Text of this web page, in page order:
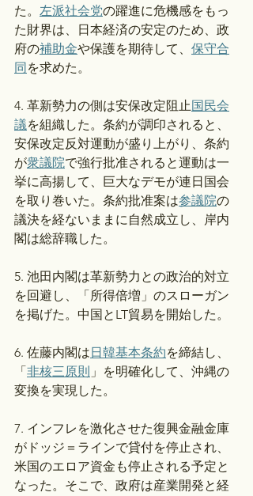
た。 左派社会党の躍進に危機感をもっ
た財界は、日本経済の安定のため、政
府の補助金や保護を期待して、 保守合
同を求めた。
4. 革新勢力の側は安保改定阻止国民会
議を組織した。条約が調印されると、
安保改定反対運動が盛り上がり、条約
が衆議院で強行批准されると運動は一
挙に高揚して、巨大なデモが連日国会
を取り巻いた。条約批准案は参議院の
議決を経ないままに自然成立し、岸内
閣は総辞職した。
5. 池田内閣は革新勢力との政治的対立
を回避し、「所得倍増」のスローガン
を掲げた。中国とLT貿易を開始した。
6. 佐藤内閣は日韓基本条約を締結し、
「非核三原則 」を明確化して、沖縄の
変換を実現した。
7. インフレを激化させた復興金融金庫
がドッジ＝ラインで貸付を停止され、
米国のエロア資金も停止される予定と
なった。そこで、政府は産業開発と経